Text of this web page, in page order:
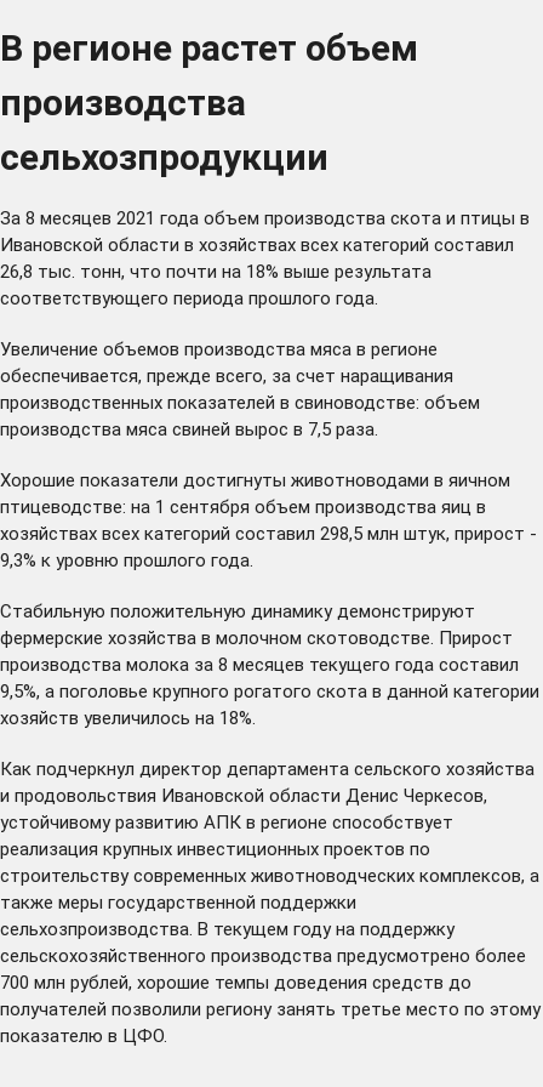
В регионе растет объем
производства
сельхозпродукции
За 8 месяцев 2021 года объем производства скота и птицы в
Ивановской области в хозяйствах всех категорий составил
26,8 тыс. тонн, что почти на 18% выше результата
соответствующего периода прошлого года.
Увеличение объемов производства мяса в регионе
обеспечивается, прежде всего, за счет наращивания
производственных показателей в свиноводстве: объем
производства мяса свиней вырос в 7,5 раза.
Хорошие показатели достигнуты животноводами в яичном
птицеводстве: на 1 сентября объем производства яиц в
хозяйствах всех категорий составил 298,5 млн штук, прирост -
9,3% к уровню прошлого года.
Стабильную положительную динамику демонстрируют
фермерские хозяйства в молочном скотоводстве. Прирост
производства молока за 8 месяцев текущего года составил
9,5%, а поголовье крупного рогатого скота в данной категории
хозяйств увеличилось на 18%.
Как подчеркнул директор департамента сельского хозяйства
и продовольствия Ивановской области Денис Черкесов,
устойчивому развитию АПК в регионе способствует
реализация крупных инвестиционных проектов по
строительству современных животноводческих комплексов, а
также меры государственной поддержки
сельхозпроизводства. В текущем году на поддержку
сельскохозяйственного производства предусмотрено более
700 млн рублей, хорошие темпы доведения средств до
получателей позволили региону занять третье место по этому
показателю в ЦФО.